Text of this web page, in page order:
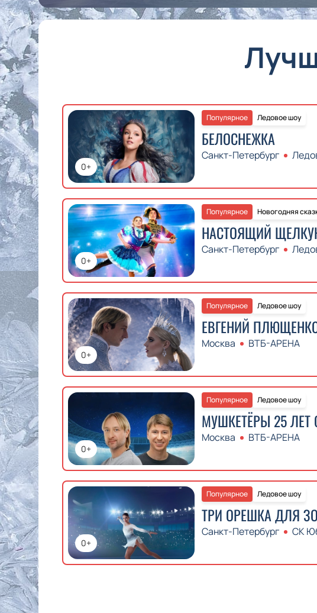
0+
Ледовое шоу
Популярное
БЕЛОСНЕЖКА
Санкт-Петербург
0+
Новогодняя
Популярное
НАСТОЯЩИЙ
Санкт-Петербург
0+
Ледовое шоу
Популярное
ЕВГЕНИЙ
Москва ВТБ-АРЕНА
0+
Ледовое шоу
Популярное
МУШКЕТЁРЫ 25 ЛЕТ
Москва ВТБ-АРЕНА
0+
Ледовое шоу
Популярное
ТРИ ОРЕШКА ДЛЯ
Санкт-Петербург СК